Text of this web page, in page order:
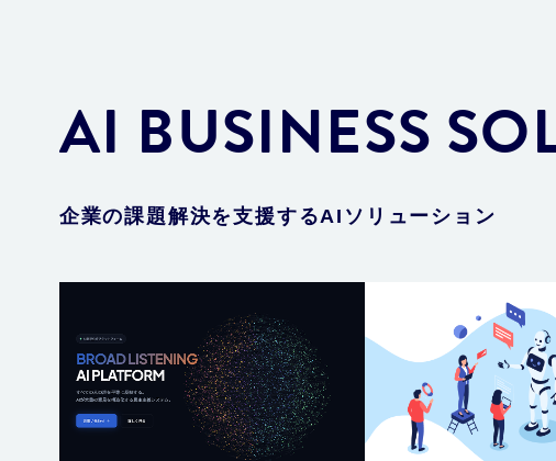
AI BUSINESS
企業の課題解決を支援するAIソリューション